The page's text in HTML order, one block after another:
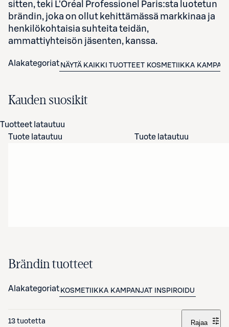
sitten, teki L'Oréal Professionel Paris:sta luotetun
brändin, joka on ollut kehittämässä markkinaa ja
henkilökohtaisia suhteita teidän,
ammattiyhteisön jäsenten, kanssa.
Alakategoriat NÄYTÄ KAIKKI TUOTTEET KOSMETIIKKA
Kauden suosikit
Tuotteet latautuu
Tuote latautuu
Tuote latautuu
Brändin tuotteet
Alakategoriat KOSMETIIKKA KAMPANJAT INSPIROIDU
13 tuotetta Rajaa